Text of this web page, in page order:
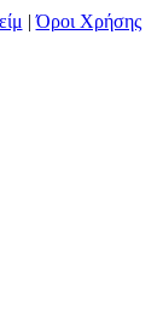
|Όροι Χρήσης